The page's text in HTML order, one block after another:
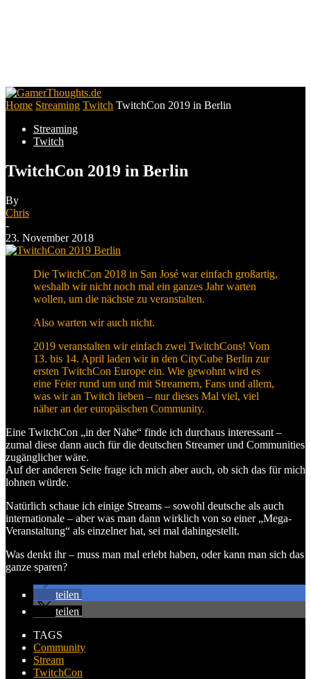
Home Streaming Twitch TwitchCon 2019 in Berlin
Streaming
Twitch
TwitchCon 2019 in Berlin
By
Chris
-
23. November 2018
Die TwitchCon 2018 in San José war einfach großartig,
weshalb wir nicht noch mal ein ganzes Jahr warten
wollen, um die nächste zu veranstalten.
Also warten wir auch nicht.
2019 veranstalten wir einfach zwei TwitchCons! Vom
13. bis 14. April laden wir in den CityCube Berlin zur
ersten TwitchCon Europe ein. Wie gewohnt wird es
eine Feier rund um und mit Streamern, Fans und allem,
was wir an Twitch lieben – nur dieses Mal viel, viel
näher an der europäischen Community.
Eine TwitchCon „in der Nähe“ finde ich durchaus interessant –
zumal diese dann auch für die deutschen Streamer und Communities
zugänglicher wäre.
Auf der anderen Seite frage ich mich aber auch, ob sich das für mich
lohnen würde.
Natürlich schaue ich einige Streams – sowohl deutsche als auch
internationale – aber was man dann wirklich von so einer „Mega-
Veranstaltung“ als einzelner hat, sei mal dahingestellt.
Was denkt ihr – muss man mal erlebt haben, oder kann man sich das
ganze sparen?
teilen
teilen
TAGS
Community
Stream
TwitchCon